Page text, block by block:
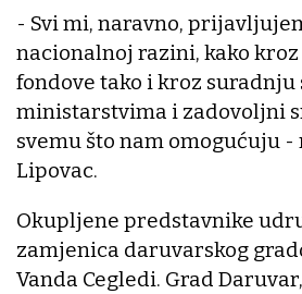
- Svi mi, naravno,
nacionalnoj razini, kako
fondove tako i kroz
ministarstvima i zadovoljni
svemu što nam omogućuju
Lipovac.
Okupljene predstavnike
zamjenica daruvarskog
Vanda Cegledi. Grad